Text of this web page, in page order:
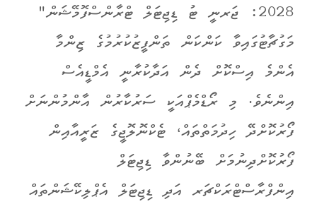
2028: ޖަރނީ ޓު ޑިޖިޓަލް ޓްރާންސްފޮމޭޝަން"
މަގުޗާޓުގައިވާ ކަންކަން ތަންފީޒުކުރުމުގެ ޒިންމާ
އެންމެ އިސްކޮށް ދެން އަދާކުރާނީ އެމްޑީއެސް
އިންނެވެ. މި ރޯޑްމެޕްއަކީ ސަރުކާރުން އާންމުންނަށް
ފޯރުކޮށްދޭ ހިދުމަތްތައް، ޓެކްނޮލޮޖީގެ ޒަރީއާއިން
ފޯރުކޮށްދިނުމަށް ބޭނުންވާ ޑިޖިޓަލް
އިންފްރާސްޓްރަކްޗަރ އަދި ޑިޖިޓަލް އެޕްލިކޭޝަންތައް